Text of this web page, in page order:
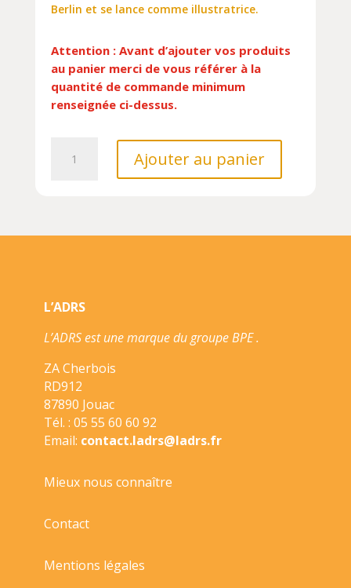
Berlin et se lance comme illustratrice.
Attention : Avant d’ajouter vos produits
au panier merci de vous référer à la
quantité de commande minimum
renseignée ci-dessus.
LOUP///AGRUME/
Ajouter au panier
L’ADRS
L’ADRS est une marque du groupe BPE .
ZA Cherbois
RD912
87890 Jouac
Tél. : 05 55 60 60 92
Email: contact.ladrs@ladrs.fr
Mieux nous connaître
Contact
Mentions légales